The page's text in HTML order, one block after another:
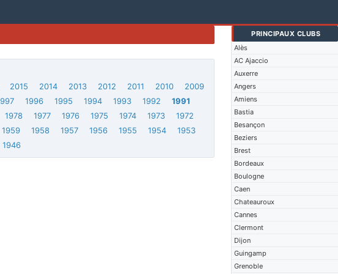
PRINCIPAUX CLUBS
Alès
AC Ajaccio
Auxerre
Angers
Amiens
Bastia
Besançon
Beziers
Brest
Bordeaux
Boulogne
Caen
Chateauroux
Cannes
Clermont
Dijon
Guingamp
Grenoble
2015 2014 2013 2012 2011 2010
2009
1996 1995 1994 1993 1992
1991
1978 1977 1976 1975 1974 1973
1972
1959 1958 1957 1956 1955 1954
1953
1946